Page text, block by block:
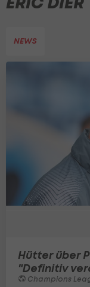
NEWS
Hütter über
"Definitiv
Champions